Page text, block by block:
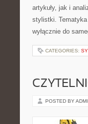
artykuły, jak i
stylistki.
wyłącznie do
CATEGORIES:
POSTED BY